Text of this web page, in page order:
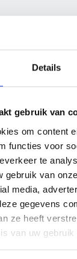
Details
gebruik van
om content
functies voor
te
gebruik van
media,
gegevens
ze heeft
van uw